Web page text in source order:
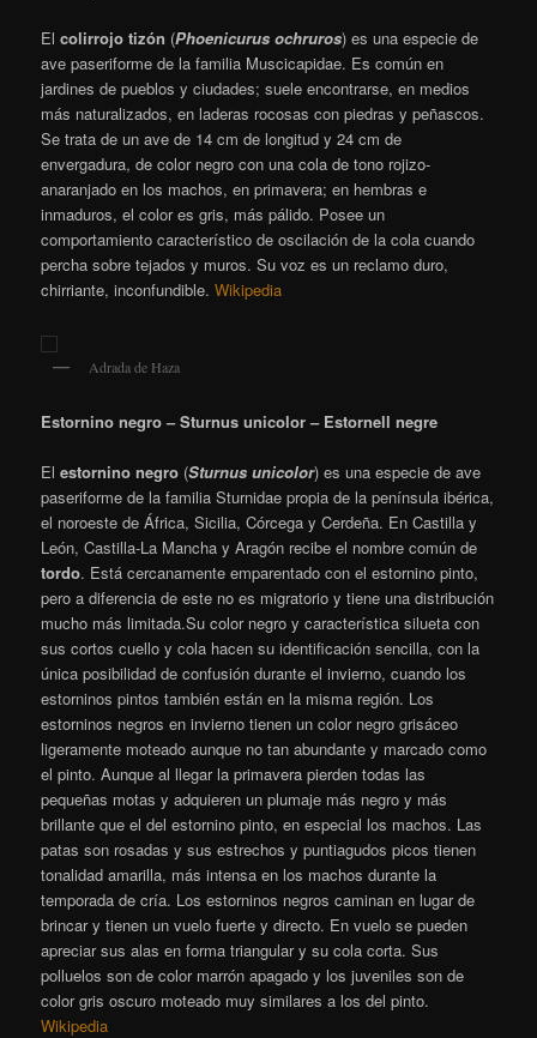
Elcolirrojo tizón (Phoenicurus ochruros) ​ es una especie de
ave paseriforme de la familia Muscicapidae. Es común en
jardines de pueblos y ciudades; suele encontrarse, en medios
más naturalizados, en laderas rocosas con piedras y peñascos.
Se trata de un ave de 14 cm de longitud y 24 cm de
envergadura, de color negro con una cola de tono rojizo-
anaranjado en los machos, en primavera; en hembras e
inmaduros, el color es gris, más pálido. Posee un
comportamiento característico de oscilación de la cola cuando
percha sobre tejados y muros. Su voz es un reclamo duro,
chirriante, inconfundible.Wikipedia
Adrada de Haza
Estornino negro – Sturnus unicolor – Estornell negre
Elestornino negro (Sturnus unicolor) es una especie de ave
paseriforme de la familia Sturnidae propia de la península ibérica,
el noroeste de África, Sicilia, Córcega y Cerdeña. En Castilla y
León, Castilla-La Mancha y Aragón recibe el nombre común de
tordo. Está cercanamente emparentado con el estornino pinto,
pero a diferencia de este no es migratorio y tiene una distribución
mucho más limitada.Su color negro y característica silueta con
sus cortos cuello y cola hacen su identificación sencilla, con la
única posibilidad de confusión durante el invierno, cuando los
estorninos pintos también están en la misma región. Los
estorninos negros en invierno tienen un color negro grisáceo
ligeramente moteado aunque no tan abundante y marcado como
el pinto. Aunque al llegar la primavera pierden todas las
pequeñas motas y adquieren un plumaje más negro y más
brillante que el del estornino pinto, en especial los machos. Las
patas son rosadas y sus estrechos y puntiagudos picos tienen
tonalidad amarilla, más intensa en los machos durante la
temporada de cría. Los estorninos negros caminan en lugar de
brincar y tienen un vuelo fuerte y directo. En vuelo se pueden
apreciar sus alas en forma triangular y su cola corta. Sus
polluelos son de color marrón apagado y los juveniles son de
color gris oscuro moteado muy similares a los del pinto.
Wikipedia